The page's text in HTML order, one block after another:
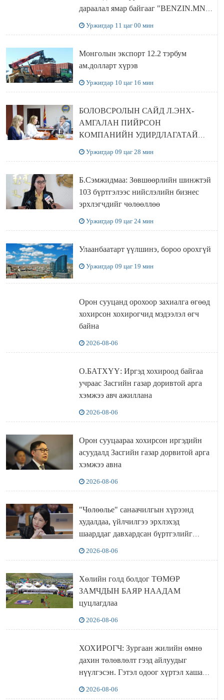
дараалал ямар байгааг "BENZIN.MN”
Уржигдар 11 цаг 00 мин
Монголын экспорт 12.2 тэрбум
ам.долларт хүрэв
Уржигдар 10 цаг 16 мин
БОЛОВСРОЛЫН САЙД Л.ЭНХ-
АМГАЛАН ПИЙРСОН
КОМПАНИЙН УДИРДЛАГАТАЙ
Уржигдар 09 цаг 28 мин
Б.Сэмжидмаа: Зөвшөөрлийн шинжтэй
103 бүртгэлээс нийслэлийн бизнес
эрхлэгчдийг чөлөөллөө
Уржигдар 09 цаг 24 мин
Улаанбаатарт үүлшинэ, бороо орохгүй
Уржигдар 09 цаг 19 мин
Орон сууцанд орохоор захиалга өгөөд
хохирсон хохирогчид мэдээлэл өгч
байна
2026-08-06
О.БАТХҮҮ: Иргэд хохироод байгаа
учраас Засгийн газар доривтой арга
хэмжээ авч ажиллана
2026-08-06
Орон сууцаараа хохирсон иргэдийн
асуудалд Засгийн газар дорвитой арга
хэмжээ авна
2026-08-06
"Чөлөөлье" санаачилгын хүрээнд
худалдаа, үйлчилгээ эрхлэхэд
шаарддаг давхардсан бүртгэлийг
2026-08-06
Хөлийн голд болдог ТӨМӨР
ЗАМЧДЫН БАЯР НААДАМ
цуцлагдлаа
2026-08-06
ХОХИРОГЧ: Зургаан жилийн өмнө
дахин төлөвлөлт гээд айлуудыг
нүүлгэсэн. Гэтэл одоог хүртэл хашаа
2026-08-06